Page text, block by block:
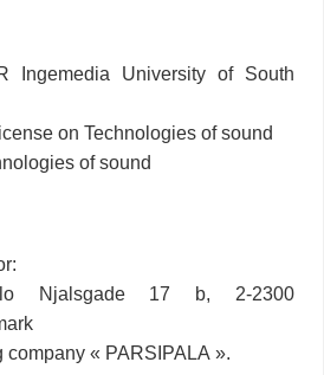
Ingemedia University of South
on Technologies of sound
of sound
Njalsgade 17 b, 2-2300
« PARSIPALA ».